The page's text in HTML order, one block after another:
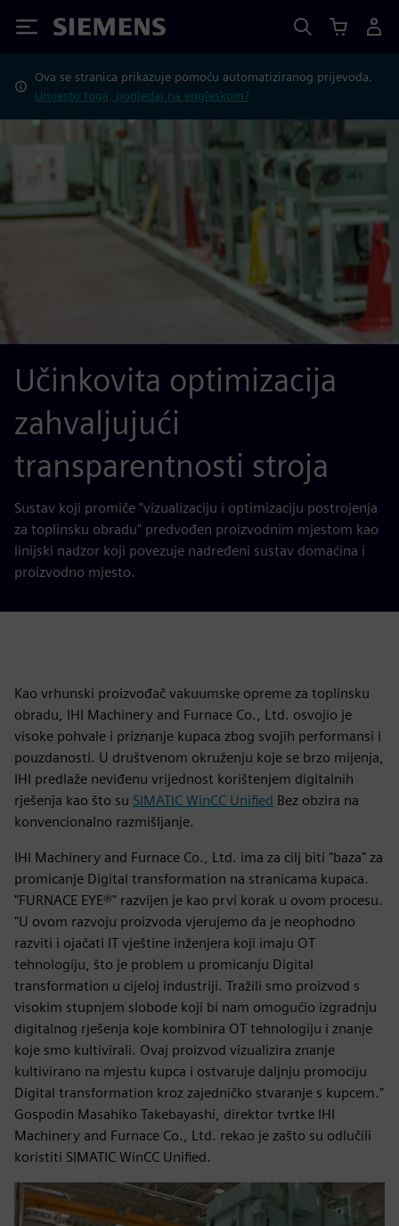
Siemens
Ova se stranica prikazuje pomoću automatiziranog prijevoda.
Umjesto toga, pogledaj na engleskom?
Učinkovita optimizacija
zahvaljujući
transparentnosti stroja
Sustav koji promiče "vizualizaciju i optimizaciju postrojenja
za toplinsku obradu" predvođen proizvodnim mjestom kao
linijski nadzor koji povezuje nadređeni sustav domaćina i
proizvodno mjesto.
Kao vrhunski proizvođač vakuumske opreme za toplinsku
obradu, IHI Machinery and Furnace Co., Ltd. osvojio je
visoke pohvale i priznanje kupaca zbog svojih performansi i
pouzdanosti. U društvenom okruženju koje se brzo mijenja,
IHI predlaže neviđenu vrijednost korištenjem digitalnih
rješenja kao što su SIMATIC WinCC Unified Bez obzira na
konvencionalno razmišljanje.
IHI Machinery and Furnace Co., Ltd. ima za cilj biti "baza" za
promicanje Digital transformation na stranicama kupaca.
"FURNACE EYE®" razvijen je kao prvi korak u ovom procesu.
"U ovom razvoju proizvoda vjerujemo da je neophodno
razviti i ojačati IT vještine inženjera koji imaju OT
tehnologiju, što je problem u promicanju Digital
transformation u cijeloj industriji. Tražili smo proizvod s
visokim stupnjem slobode koji bi nam omogućio izgradnju
digitalnog rješenja koje kombinira OT tehnologiju i znanje
koje smo kultivirali. Ovaj proizvod vizualizira znanje
kultivirano na mjestu kupca i ostvaruje daljnju promociju
Digital transformation kroz zajedničko stvaranje s kupcem."
Gospodin Masahiko Takebayashi, direktor tvrtke IHI
Machinery and Furnace Co., Ltd. rekao je zašto su odlučili
koristiti SIMATIC WinCC Unified.